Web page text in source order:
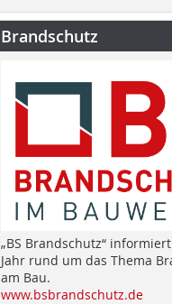
Brandschutz
„BS Brandschutz“
Jahr rund um das Thema
am Bau.
www.bsbrandschutz.de